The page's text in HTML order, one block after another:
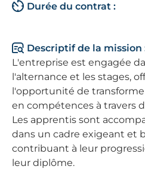
Durée du contrat :
Descriptif de la mission
L'entreprise est engagée
l'alternance et les stages,
l'opportunité de
en compétences à travers
Les apprentis sont
dans un cadre exigeant et
contribuant à leur
leur diplôme.